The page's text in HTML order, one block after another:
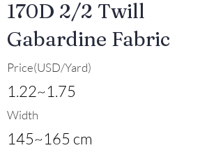
170D 2/2 Twill
Gabardine Fabric
Price(USD/Yard)
1.22~1.75
Width
145~165 cm